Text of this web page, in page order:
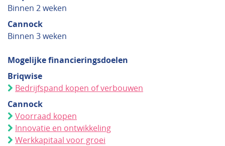
Binnen 2 weken
Cannock
Binnen 3 weken
Mogelijke financieringsdoelen
Briqwise
Bedrijfspand kopen of verbouwen
Cannock
Voorraad kopen
Innovatie en ontwikkeling
Werkkapitaal voor groei